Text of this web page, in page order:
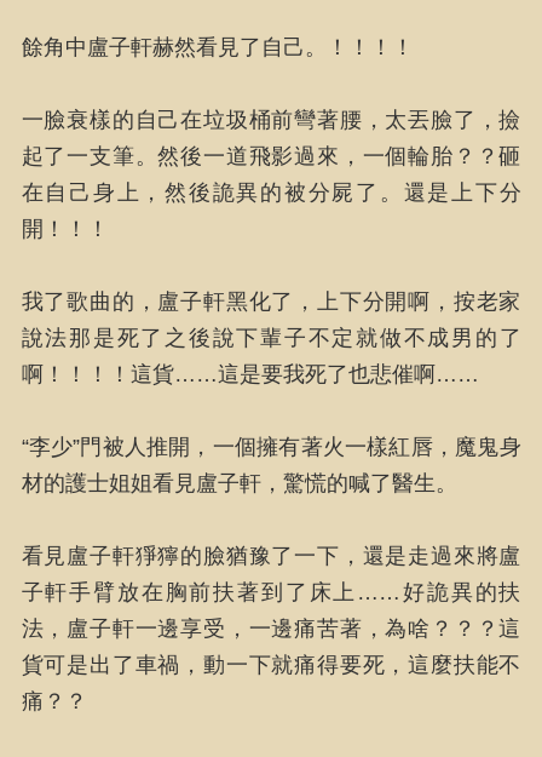
餘角中盧子軒赫然看見了自己。！！！！
一臉衰樣的自己在垃圾桶前彎著腰，太丟臉了，撿
起了一支筆。然後一道飛影過來，一個輪胎？？砸
在自己身上，然後詭異的被分屍了。還是上下分
開！！！
我了歌曲的，盧子軒黑化了，上下分開啊，按老家
說法那是死了之後說下輩子不定就做不成男的了
啊！！！！這貨……這是要我死了也悲催啊……
“李少”門被人推開，一個擁有著火一樣紅唇，魔鬼身
材的護士姐姐看見盧子軒，驚慌的喊了醫生。
看見盧子軒猙獰的臉猶豫了一下，還是走過來將盧
子軒手臂放在胸前扶著到了床上……好詭異的扶
法，盧子軒一邊享受，一邊痛苦著，為啥？？？這
貨可是出了車禍，動一下就痛得要死，這麼扶能不
痛？？